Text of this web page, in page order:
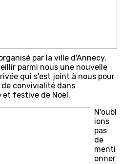
par la ville d'Annecy,
parmi nous une nouvelle
qui s'est joint à nous pour
convivialité dans
et festive de Noël.
N'oubl
ions
pas
de
menti
onner